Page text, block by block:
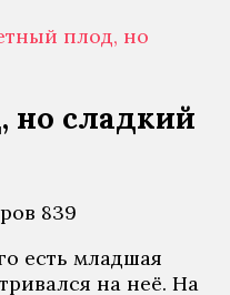
плод, но
но сладкий
839
eсть млaдшaя
нa нeё. Нa